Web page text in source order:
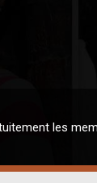
les